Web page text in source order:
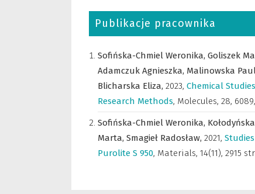
Publikacje pracownika
Sofińska-Chmiel Weronika, Goliszek
Adamczuk Agnieszka, Malinowska
Blicharska Eliza, 2023, Chemical
Research Methods, Molecules, 28,
Sofińska-Chmiel Weronika,
Marta, Smagieł Radosław, 2021,
Purolite S 950, Materials, 14(11), 2915